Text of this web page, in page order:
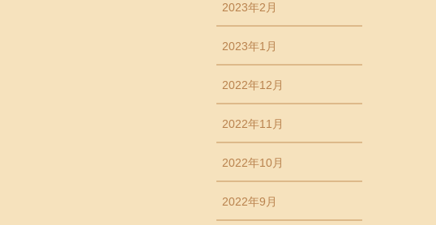
2023年2月
2023年1月
2022年12月
2022年11月
2022年10月
2022年9月